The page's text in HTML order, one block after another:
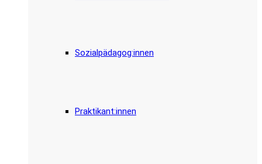
Sozialpädagog:innen
Praktikant:innen